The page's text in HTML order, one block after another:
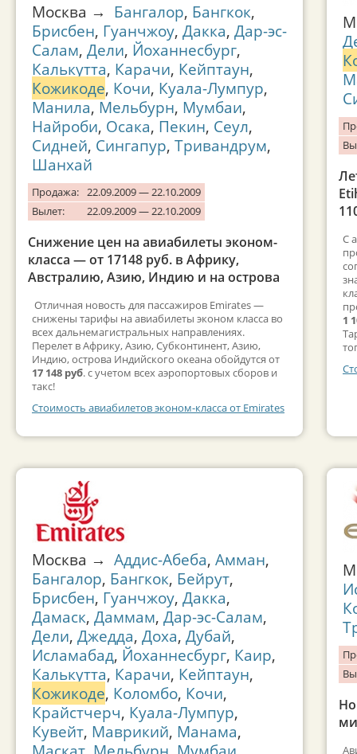
Москва → Бангалор, Бангкок,
Брисбен, Гуанчжоу, Дакка, Дар-эс-
Салам, Дели, Йоханнесбург,
Калькутта, Карачи, Кейптаун,
Кожикоде, Кочи, Куала-Лумпур,
Манила, Мельбурн, Мумбаи,
Найроби, Осака, Пекин, Сеул,
Сидней, Сингапур, Тривандрум,
Шанхай
Продажа: 22.09.2009 — 22.10.2009
Вылет:
22.09.2009 — 22.10.2009
Снижение цен на авиабилеты эконом-
класса — от 17148 руб. в Африку,
Австралию, Азию, Индию и на острова
Отличная новость для пассажиров Emirates —
снижены тарифы на авиабилеты эконом класса во
всех дальнемагистральных направлениях.
Перелет в Африку, Азию, Субконтинент, Азию,
Индию, острова Индийского океана обойдутся от
17 148 руб. с учетом всех аэропортовых сборов и
такс!
Стоимость авиабилетов эконом-класса от Emirates
Москва → Аддис-Абеба, Амман,
Бангалор, Бангкок, Бейрут,
Брисбен, Гуанчжоу, Дакка,
Дамаск, Даммам, Дар-эс-Салам,
Дели, Джедда, Доха, Дубай,
Исламабад, Йоханнесбург, Каир,
Калькутта, Карачи, Кейптаун,
Кожикоде, Коломбо, Кочи,
Крайстчерч, Куала-Лумпур,
Кувейт, Маврикий, Манама,
С
1